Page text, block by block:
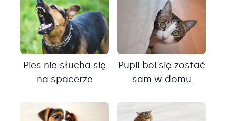
Pies nie słucha się
na spacerze
Pupil boi się zostać
sam w domu